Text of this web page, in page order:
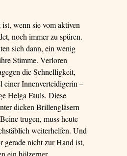
wenn sie vom aktiven
noch immer zu spüren.
sich dann, ein wenig
Stimme. Verloren
die Schnelligkeit,
einer Innenverteidigerin –
Helga Fauls. Diese
dicken Brillengläsern
trugen, muss heute
weiterhelfen. Und
gerade nicht zur Hand ist,
ein hölzerner